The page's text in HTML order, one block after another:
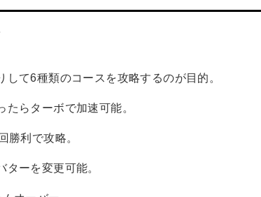
て6種類のコースを攻略するのが目的。
らターボで加速可能。
勝利で攻略。
ーを変更可能。